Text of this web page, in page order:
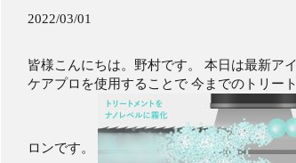
2022/03/01
皆様こんにちは。野村です。 本日は最新ア
ケアプロを使用することで 今までのトリー
ロンです。